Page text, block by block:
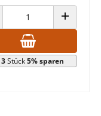
VERRINGERN ANZAHL
3Stück5% sparen